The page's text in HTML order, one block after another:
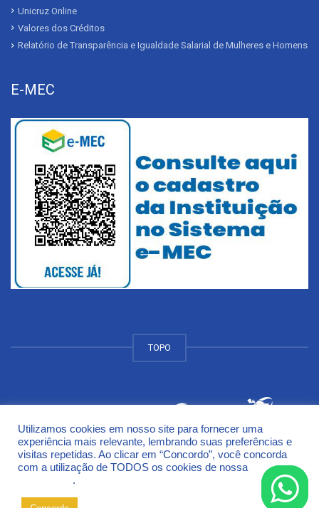
Unicruz Online
Valores dos Créditos
Relatório de Transparência e Igualdade Salarial de Mulheres e Homens
E-MEC
TOPO
© 2018 Universidade de Cruz Alta - UNICRUZ Campus
Rodovia Municipal Jacob Della Méa, km 5.6 - Parada Benito
Cruz Alta - Rio Grande do Sul - CEP 98005-972
Utilizamos cookies em nosso site para fornecer uma
experiência mais relevante, lembrando suas preferências e
visitas repetidas. Ao clicar em “Concordo”, você concorda
com a utilização de TODOS os cookies de nossa
Política de
.